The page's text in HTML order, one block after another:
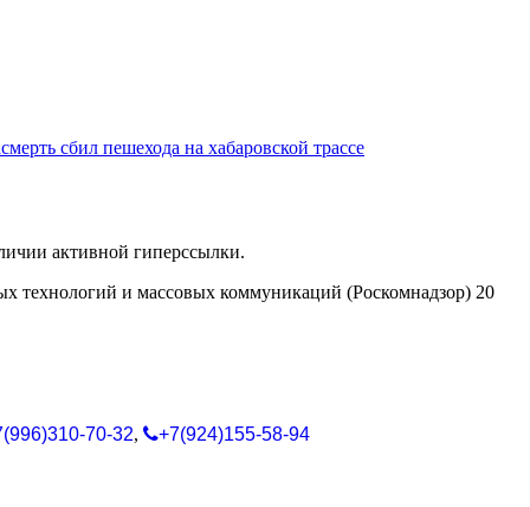
сбил пешехода на хабаровской трассе
активной гиперссылки.
технологий и массовых коммуникаций (Роскомнадзор) 20
70-32, +7(924)155-58-94